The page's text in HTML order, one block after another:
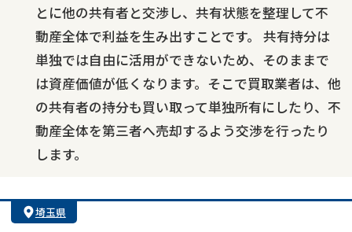
とに他の共有者と交渉し、共有状態を整理して不
動産全体で利益を生み出すことです。 共有持分は
単独では自由に活用ができないため、そのままで
は資産価値が低くなります。そこで買取業者は、他
の共有者の持分も買い取って単独所有にしたり、不
動産全体を第三者へ売却するよう交渉を行ったり
します。
埼玉県